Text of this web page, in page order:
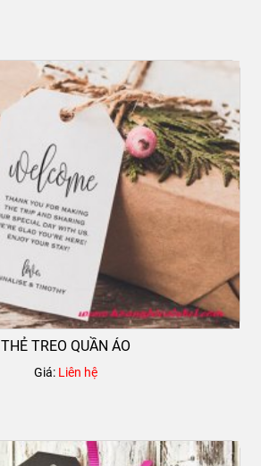
THẺ TREO QUẦN ÁO
Giá: Liên hệ